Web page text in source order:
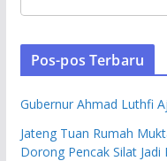
Pos-pos Terbaru
Gubernur Ahmad Luthfi
Jateng Tuan Rumah
Dorong Pencak Silat